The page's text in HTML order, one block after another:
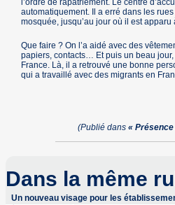
l’ordre de rapatriement. Le centre
automatiquement. Il a erré dans les
mosquée, jusqu’au jour où il est
Que faire ? On l’a aidé avec des
papiers, contacts… Et puis un beau
France. Là, il a retrouvé une bonne
qui a travaillé avec des migrants en
(Publié dans «
Dans la même
Un nouveau visage pour les